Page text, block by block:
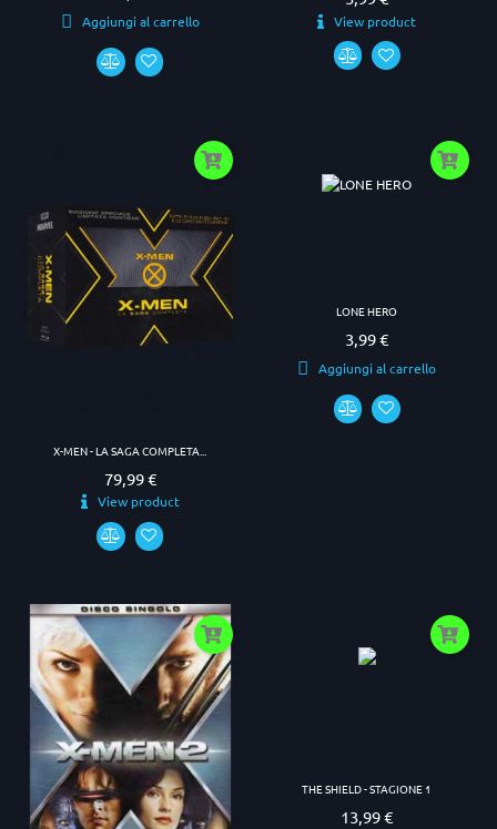
Aggiungi al carrello View product
X-MEN - LA SAGA COMPLETA...
Prezzo
79,99 €
View product
LONE HERO
Prezzo
3,99 €
Aggiungi al carrello
THE SHIELD - STAGIONE 1
Prezzo
13,99 €